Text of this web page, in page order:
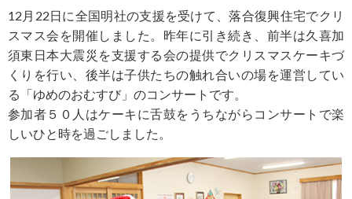
12月22日に全国明社の支援を受けて、落合復興住宅でクリ
スマス会を開催しました。昨年に引き続き、前半は久喜加
須東日本大震災を支援する会の提供でクリスマスケーキづ
くりを行い、後半は子供たちの触れ合いの場を運営してい
る「ゆめのおむすび」のコンサートです。
参加者５０人はケーキに舌鼓をうちながらコンサートで楽
しいひと時を過ごしました。